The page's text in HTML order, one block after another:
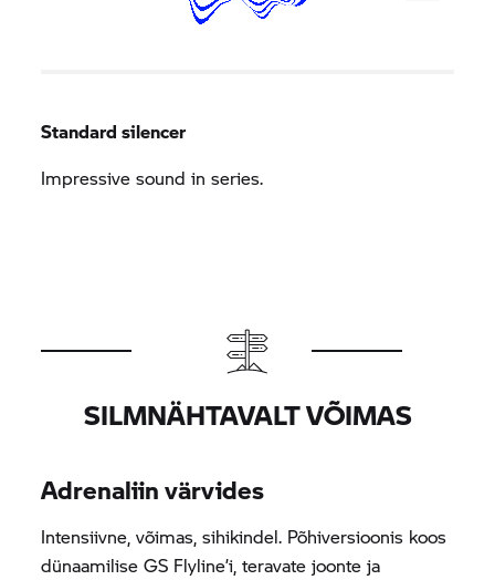
Standard silencer
Impressive sound in series.
SILMNÄHTAVALT VÕIMAS
Adrenaliin värvides
Intensiivne, võimas, sihikindel. Põhiversioonis koos
dünaamilise GS Flyline’i, teravate joonte ja